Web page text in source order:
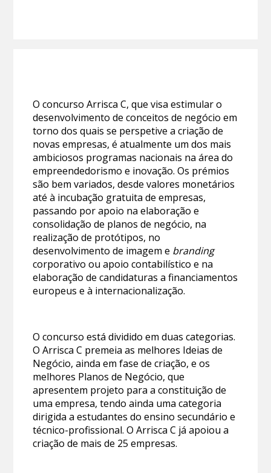
O concurso Arrisca C, que visa estimular o
desenvolvimento de conceitos de negócio em
torno dos quais se perspetive a criação de
novas empresas, é atualmente um dos mais
ambiciosos programas nacionais na área do
empreendedorismo e inovação. Os prémios
são bem variados, desde valores monetários
até à incubação gratuita de empresas,
passando por apoio na elaboração e
consolidação de planos de negócio, na
realização de protótipos, no
desenvolvimento de imagem e branding
corporativo ou apoio contabilístico e na
elaboração de candidaturas a financiamentos
europeus e à internacionalização.
O concurso está dividido em duas categorias.
O Arrisca C premeia as melhores Ideias de
Negócio, ainda em fase de criação, e os
melhores Planos de Negócio, que
apresentem projeto para a constituição de
uma empresa, tendo ainda uma categoria
dirigida a estudantes do ensino secundário e
técnico-profissional. O Arrisca C já apoiou a
criação de mais de 25 empresas.